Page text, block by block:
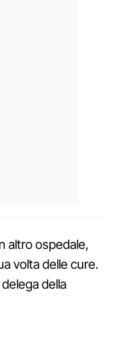
altro ospedale,
volta delle cure.
della